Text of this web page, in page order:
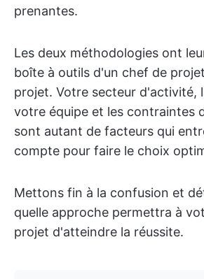
prenantes.
Les deux méthodologies ont
boîte à outils d'un chef de
projet. Votre secteur d'activité,
votre équipe et les contraintes
sont autant de facteurs qui
compte pour faire le choix
Mettons fin à la confusion et
quelle approche permettra à
projet d'atteindre la réussite.